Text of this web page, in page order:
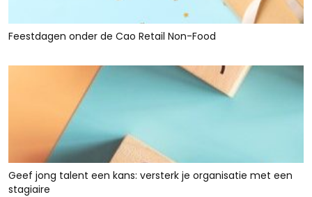
Feestdagen onder de Cao Retail Non-Food
Geef jong talent een kans: versterk je organisatie met een
stagiaire